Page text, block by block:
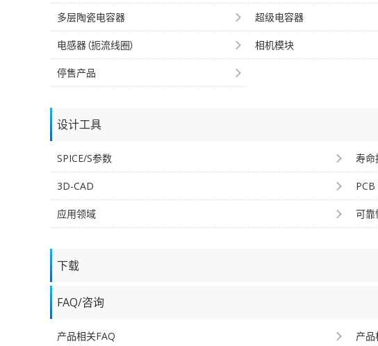
多层陶瓷电容器 超级电容器
电感器（扼流线圈） 相机模块
停售产品
设计工具
SPICE/S参数 寿命
3D-CAD
应用领域 可靠
下载
FAQ/咨询
产品相关FAQ 产